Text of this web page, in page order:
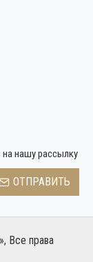
на нашу рассылку
ОТПРАВИТЬ
Все права